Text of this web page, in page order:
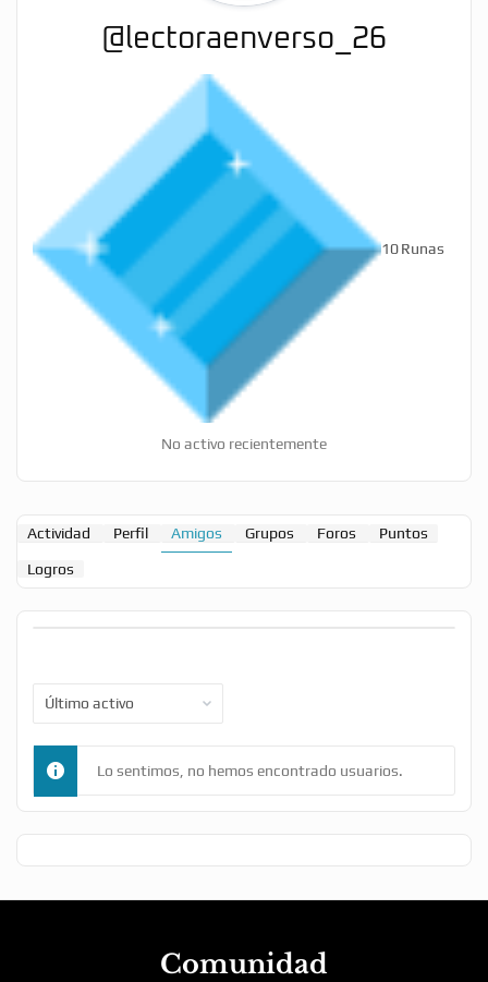
@lectoraenverso_26
10Runas
No activo recientemente
Actividad Perfil Amigos Grupos Foros Puntos
Logros
Lo sentimos, no hemos encontrado usuarios.
Comunidad